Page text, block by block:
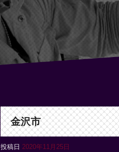
金沢市
投稿日 2020年11月25日